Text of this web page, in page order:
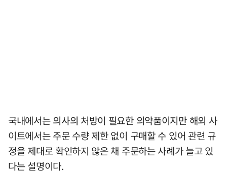
국내에서는 의사의 처방이 필요한 의약품이지만 해외 사
이트에서는 주문 수량 제한 없이 구매할 수 있어 관련 규
정을 제대로 확인하지 않은 채 주문하는 사례가 늘고 있
다는 설명이다.